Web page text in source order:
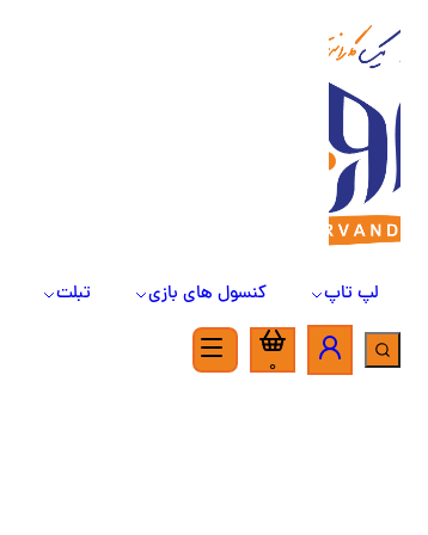
لپ تاپ کنسول های بازی تبلت
0